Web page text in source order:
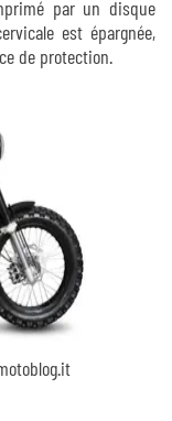
par un disque
est épargnée,
de protection.